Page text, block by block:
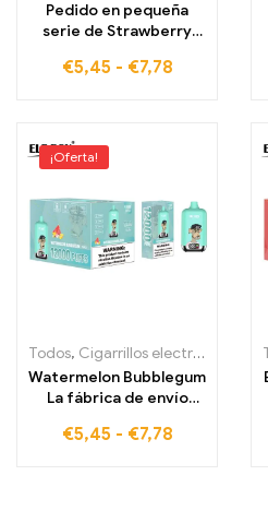
Pedido en pequeña
serie de Strawberry
fábrica, 1200 caladas,
€5,45 - €7,78
¡Oferta!
Todos, Cigarrillos electrónicos desechables
Watermelon Bubblegum
La fábrica de envío
cigarrillos electrónicos
€5,45 - €7,78